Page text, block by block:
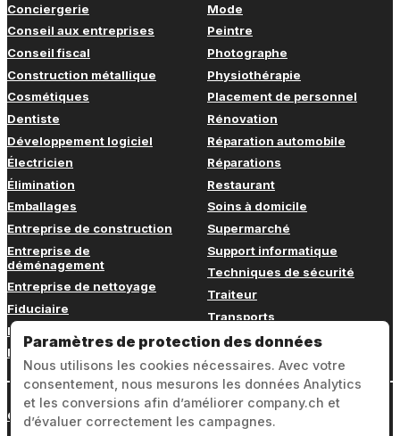
Conciergerie
Conseil aux entreprises
Conseil fiscal
Construction métallique
Cosmétiques
Dentiste
Développement logiciel
Électricien
Élimination
Emballages
Entreprise de construction
Entreprise de
déménagement
Entreprise de nettoyage
Fiduciaire
Fitness
Formation continue
Mode
Peintre
Photographe
Physiothérapie
Placement de personnel
Rénovation
Réparation automobile
Réparations
Restaurant
Soins à domicile
Supermarché
Support informatique
Techniques de sécurité
Traiteur
Transports
Vétérinaire
Connexion
Paramètres de protection des données
Nous utilisons les cookies nécessaires. Avec votre
consentement, nous mesurons les données Analytics
et les conversions afin d’améliorer company.ch et
d’évaluer correctement les campagnes.